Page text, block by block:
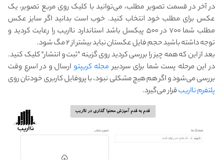
در آخر در قسمت تصویر مطلب، می‌توانید با کلیک روی مربع تصویر، یک
عکس برای مطلب خود انتخاب کنید. خوب است بدانید اگر سایز عکس
مطلب شما ۷۰۰ در ۵۰۰ پیکسل باشد استاندارد نااریب را رعایت کردید و
توجه داشته باشید حجم فایل عکستان نباید بیشتر از ۲ مگ شود.
بعد از این که همه چیز را بررسی کردید روی گزینه "ثبت و انتشار" کلیک کنید.
در این مرحله پست شما برای سردبیر مجله کریپتو ارسال و در اسرع وقت
بررسی می‌شود و اگر هم هیچ مشکلی نبود، با پروفایل کاربری خودتان روی
پلتفرم نااریبقرار می‌گیرد.